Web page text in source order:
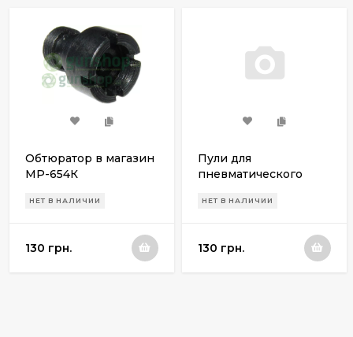
Обтюратор в магазин
МР-654К
НЕТ В НАЛИЧИИ
130 грн.
Пули для
пневматического
Target 0.55g бумажная
НЕТ В НАЛИЧИИ
130 грн.